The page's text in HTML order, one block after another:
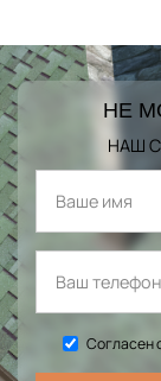
НЕ
НАШ
Согласен